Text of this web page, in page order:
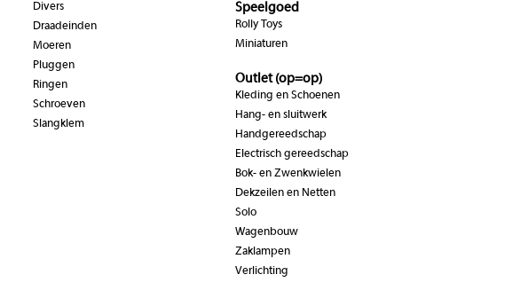
Divers
Draadeinden
Moeren
Pluggen
Ringen
Schroeven
Slangklem
Speelgoed
Rolly Toys
Miniaturen
Outlet (op=op)
Kleding en Schoenen
Hang- en sluitwerk
Handgereedschap
Electrisch gereedschap
Bok- en Zwenkwielen
Dekzeilen en Netten
Solo
Wagenbouw
Zaklampen
Verlichting